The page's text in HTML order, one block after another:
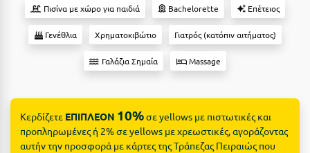
Ελάτη Αρκαδίας
Ελληνικό Αρκαδίας
Ερέτρια
Ερμιόνη
Πισίνα με χώρο για παιδιά Bachelorette Επέτειος
Γενέθλια Χρηματοκιβώτιο Γιατρός (κατόπιν αιτήματος)
Γαλάζια Σημαία Massage
Κερδίζετε ΕΠΙΠΛΕΟΝ 10%σε yellows με πιστωτικές και
προπληρωμένες ή 2% σε yellows με χρεωστικές, αγοράζοντας
αυτήν την προσφορά με κάρτες της Τράπεζας Πειραιώς που